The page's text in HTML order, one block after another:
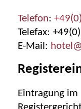
Telefon:
Telefax:
E-Mail:
Eintragung im